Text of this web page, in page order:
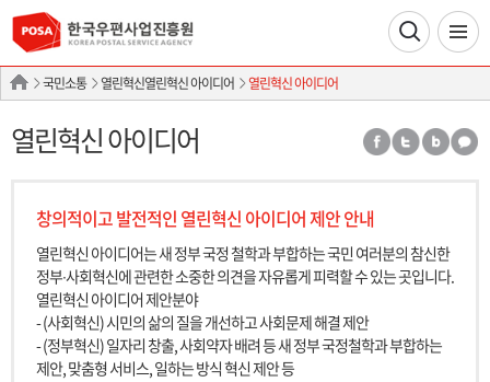
국민소통 열린혁신열린혁신 아이디어 열린혁신 아이디어
열린혁신 아이디어
창의적이고 발전적인 열린혁신 아이디어 제안 안내
열린혁신 아이디어는 새 정부 국정 철학과 부합하는 국민 여러분의 참신한
정부∙사회혁신에 관련한 소중한 의견을 자유롭게 피력할 수 있는 곳입니다.
열린혁신 아이디어 제안분야
- (사회혁신) 시민의 삶의 질을 개선하고 사회문제 해결 제안
- (정부혁신) 일자리 창출, 사회약자 배려 등 새 정부 국정철학과 부합하는
제안, 맞춤형 서비스, 일하는 방식 혁신 제안 등